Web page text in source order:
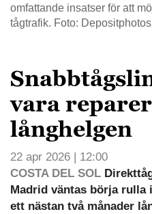
omfattande insatser för att
tågtrafik. Foto: Depositphotos
vara
långhelgen
22 apr 2026 | 12:00
COSTA DEL SOL
Madrid väntas börja
ett nästan två månader